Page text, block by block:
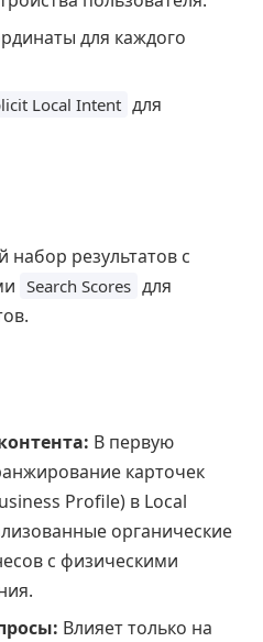
для каждого
Local Intent для
результатов с
Search Scores для
В первую
карточек
Profile) в Local
органические
с физическими
Влияет только на